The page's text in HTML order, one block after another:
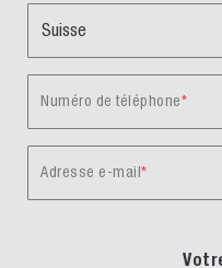
Numéro de téléphone
Adresse e-mail